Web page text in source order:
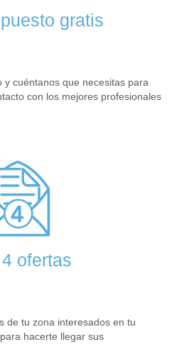
gratis
y cuéntanos que necesitas para
con los mejores profesionales
ofertas
de tu zona interesados en tu
hacerte llegar sus